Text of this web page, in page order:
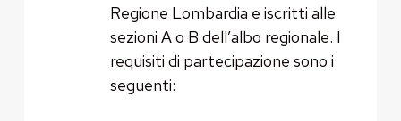
Regione Lombardia e iscritti alle
sezioni A o B dell’albo regionale. I
requisiti di partecipazione sono i
seguenti: